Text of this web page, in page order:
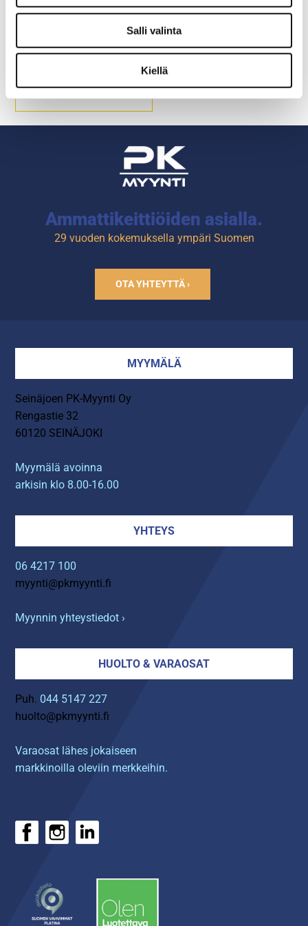
Salli valinta
Kiellä
mm.
3-tasoa.
Ammattikeittiöiden asialla.
29 vuoden kokemuksella ympäri Suomen
OTA YHTEYTTÄ ›
MYYMÄLÄ
Seinäjoen PK-Myynti Oy
Rengastie 32
60120 SEINÄJOKI
Myymälä avoinna
arkisin klo 8.00-16.00
YHTEYS
06 4217 100
myynti@pkmyynti.fi
Myynnin yhteystiedot ›
HUOLTO & VARAOSAT
Puh. 044 5147 227
huolto@pkmyynti.fi
Varaosat lähes jokaiseen
markkinoilla oleviin merkkeihin.